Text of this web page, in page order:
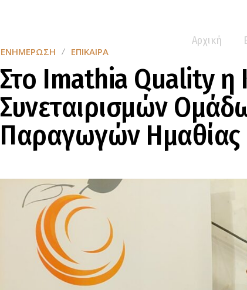
Αρχική
ΕΝΗΜΈΡΩΣΗ ΕΠΊΚΑΙΡΑ
Στο Imathia Quality η
Συνεταιρισμών
Παραγωγών